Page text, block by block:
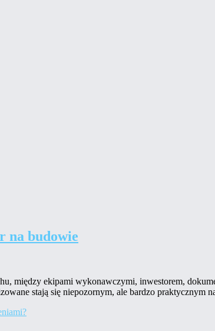
na budowie
między ekipami wykonawczymi, inwestorem,
stają się niepozornym, ale bardzo praktycznym